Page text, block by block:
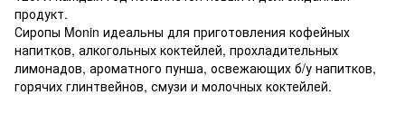
продукт.
Сиропы Monin идеальны для приготовления кофейных
напитков, алкогольных коктейлей, прохладительных
лимонадов, ароматного пунша, освежающих б/у напитков,
горячих глинтвейнов, смузи и молочных коктейлей.